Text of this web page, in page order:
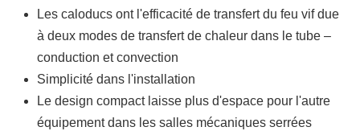
Les caloducs ont l'efficacité de transfert du feu vif due
à deux modes de transfert de chaleur dans le tube –
conduction et convection
Simplicité dans l'installation
Le design compact laisse plus d'espace pour l'autre
équipement dans les salles mécaniques serrées